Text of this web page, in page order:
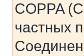
COPPA
частных